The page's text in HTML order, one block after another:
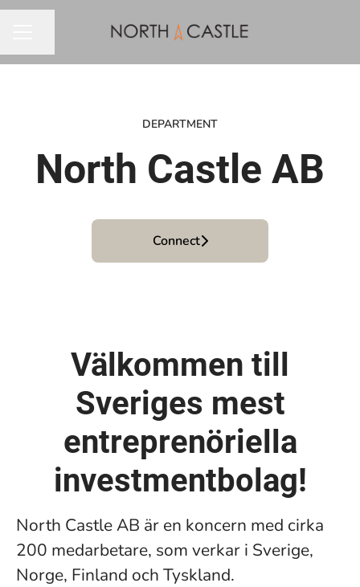
DEPARTMENT
North Castle AB
Connect
Välkommen till
Sveriges mest
entreprenöriella
investmentbolag!
North Castle AB är en koncern med cirka
200 medarbetare, som verkar i Sverige,
Norge, Finland och Tyskland.